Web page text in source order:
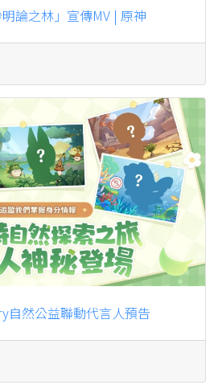
論之林」宣傳MV | 原神
自然公益聯動代言人預告